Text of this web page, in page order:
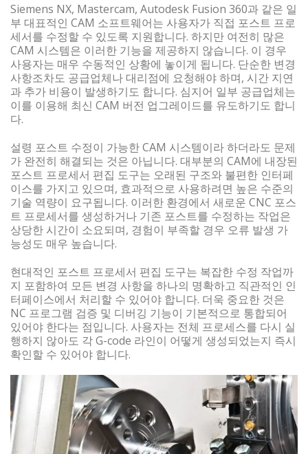
Siemens NX, Mastercam, Autodesk Fusion 360과 같은 일
부 대표적인 CAM 소프트웨어는 사용자가 직접 포스트 프로
세서를 수정할 수 있도록 지원합니다. 하지만 여전히 많은
CAM 시스템은 이러한 기능을 제공하지 않습니다. 이 경우
사용자는 매우 수동적인 상황에 놓이게 됩니다. 단순한 변경
사항조차도 공급업체나 대리점에 요청해야 하며, 시간 지연
과 추가 비용이 발생하기도 합니다. 심지어 일부 공급업체는
이를 이용해 최신 CAM 버전 업그레이드를 유도하기도 합니
다.
설령 포스트 수정이 가능한 CAM 시스템이라 하더라도 문제
가 완전히 해결되는 것은 아닙니다. 대부분의 CAM에 내장된
포스트 프로세서 편집 도구는 오래된 구조와 불편한 인터페
이스를 가지고 있으며, 효과적으로 사용하려면 높은 수준의
기술 역량이 요구됩니다. 이러한 환경에서 새로운 CNC 포스
트 프로세서를 생성하거나 기존 포스트를 수정하는 작업은
상당한 시간이 소요되며, 경험이 부족할 경우 오류 발생 가
능성도 매우 높습니다.
현대적인 포스트 프로세서 편집 도구는 복잡한 수정 작업까
지 포함하여 모든 변경 사항을 하나의 명확하고 직관적인 인
터페이스에서 처리할 수 있어야 합니다. 더욱 중요한 것은
NC 프로그램 검증 및 디버깅 기능이 기본적으로 통합되어
있어야 한다는 점입니다. 사용자는 전체 프로세스를 다시 실
행하지 않아도 각 G-code 라인이 어떻게 생성되었는지 즉시
확인할 수 있어야 합니다.